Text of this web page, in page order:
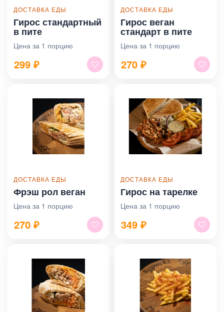
ДОСТАВКА ЕДЫ
Гирос стандартный
в пите
Цена за 1 порцию
299 ₽
ДОСТАВКА ЕДЫ
Гирос веган
стандарт в пите
Цена за 1 порцию
270 ₽
ДОСТАВКА ЕДЫ
Фрэш рол веган
Цена за 1 порцию
270 ₽
ДОСТАВКА ЕДЫ
Гирос на тарелке
Цена за 1 порцию
349 ₽